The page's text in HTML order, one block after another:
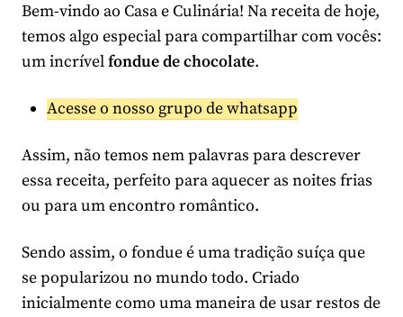
Bem-vindo ao Casa e Culinária! Na receita de hoje,
temos algo especial para compartilhar com vocês:
um incrívelfondue de chocolate.
Acesse o nosso grupo de whatsapp
Assim, não temos nem palavras para descrever
essa receita, perfeito para aquecer as noites frias
ou para um encontro romântico.
Sendo assim, o fondue é uma tradição suíça que
se popularizou no mundo todo. Criado
inicialmente como uma maneira de usar restos de